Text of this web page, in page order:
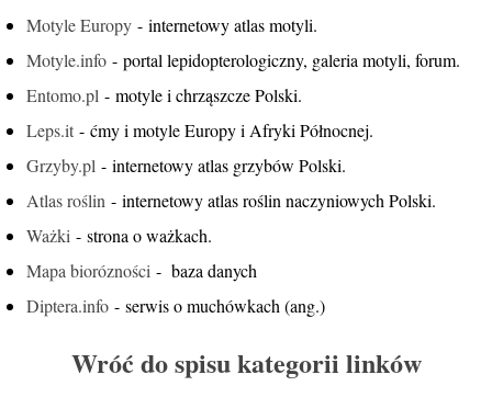
Motyle Europy - internetowy atlas motyli.
Motyle.info - portal lepidopterologiczny, galeria motyli, forum.
Entomo.pl - motyle i chrząszcze Polski.
Leps.it - ćmy i motyle Europy i Afryki Północnej.
Grzyby.pl - internetowy atlas grzybów Polski.
Atlas roślin - internetowy atlas roślin naczyniowych Polski.
Ważki - strona o ważkach.
Mapa biorózności - baza danych
Diptera.info - serwis o muchówkach (ang.)
Wróć do spisu kategorii linków